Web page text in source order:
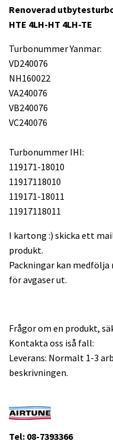
Renoverad
HTE 4LH-HT 4LH-TE
Turbonummer Yanmar:
VD240076
NH160022
VA240076
VB240076
VC240076
Turbonummer IHI:
119171-18010
11917118010
119171-18011
11917118011
I kartong :) skicka ett
produkt.
Packningar kan
för avgaser ut.
Frågor om en produkt,
Kontakta oss iså fall:
Leverans: Normalt 1-3
beskrivningen.
Tel: 08-7393366